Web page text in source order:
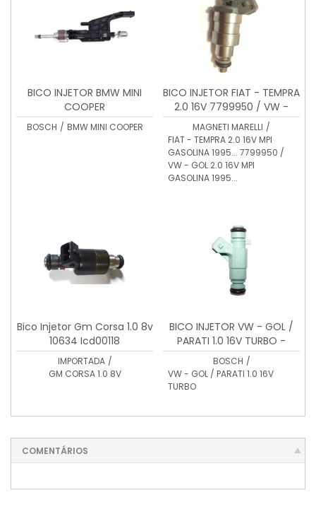
BICO INJETOR BMW MINI
COOPER
BOSCH / BMW MINI COOPER
BICO INJETOR FIAT - TEMPRA
2.0 16V 7799950 / VW -
GOL 2.0 16V - IW174
50100102
MAGNETI MARELLI /
FIAT - TEMPRA 2.0 16V MPI
GASOLINA 1995... 7799950 /
VW - GOL 2.0 16V MPI
GASOLINA 1995...
Bico Injetor Gm Corsa 1.0 8v
10634 Icd00118
IMPORTADA /
GM CORSA 1.0 8V
BICO INJETOR VW - GOL /
PARATI 1.0 16V TURBO -
0280156054
BOSCH /
VW - GOL / PARATI 1.0 16V
TURBO
COMENTÁRIOS